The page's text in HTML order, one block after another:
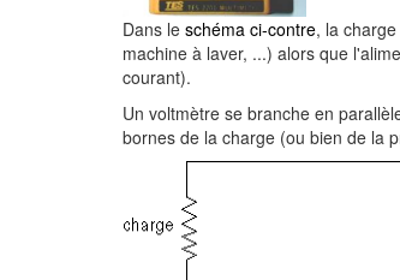
Dans le schéma ci-contre, la
machine à laver, ...) alors que
courant).
Un voltmètre se branche en
bornes de la charge (ou bien de la